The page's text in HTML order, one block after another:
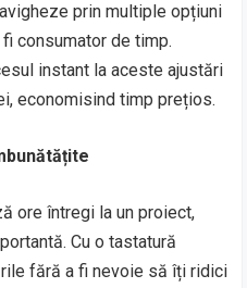
prin multiple opțiuni
consumator de timp.
instant la aceste ajustări
economisind timp prețios.
ore întregi la un proiect,
Cu o tastatură
fără a fi nevoie să îți ridici